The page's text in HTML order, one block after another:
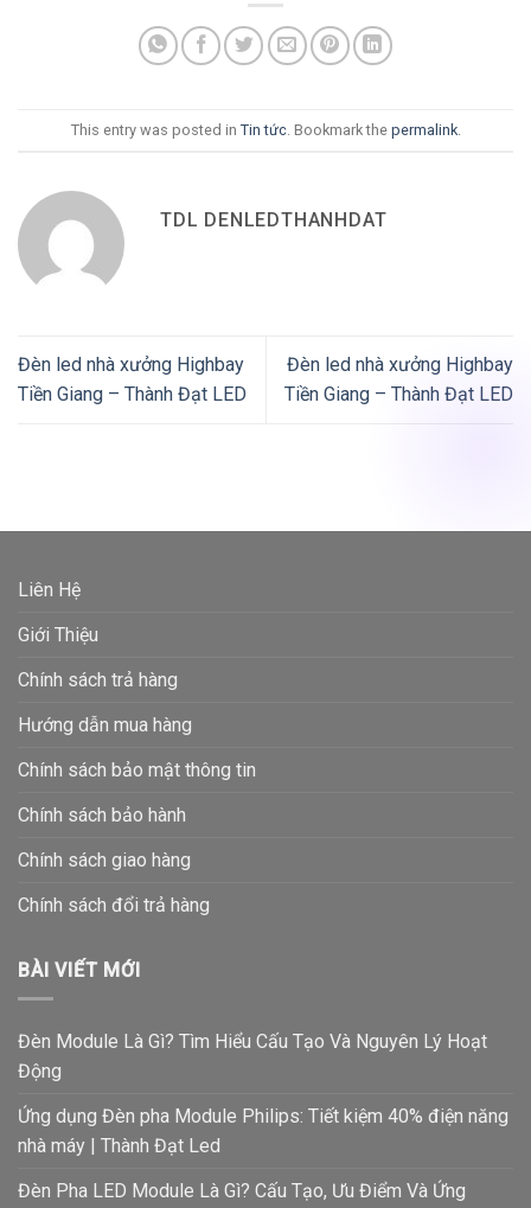
This entry was posted in Tin tức. Bookmark the permalink.
TDL DENLEDTHANHDAT
Đèn led nhà xưởng Highbay
Tiền Giang – Thành Đạt LED
Đèn led nhà xưởng Highbay
Tiền Giang – Thành Đạt LED
Liên Hệ
Giới Thiệu
Chính sách trả hàng
Hướng dẫn mua hàng
Chính sách bảo mật thông tin
Chính sách bảo hành
Chính sách giao hàng
Chính sách đổi trả hàng
BÀI VIẾT MỚI
Đèn Module Là Gì? Tìm Hiểu Cấu Tạo Và Nguyên Lý Hoạt
Động
Ứng dụng Đèn pha Module Philips: Tiết kiệm 40% điện năng
nhà máy | Thành Đạt Led
Đèn Pha LED Module Là Gì? Cấu Tạo, Ưu Điểm Và Ứng